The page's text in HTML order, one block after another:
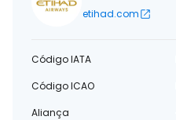
etihad.com
Código IATA
Código ICAO
Aliança